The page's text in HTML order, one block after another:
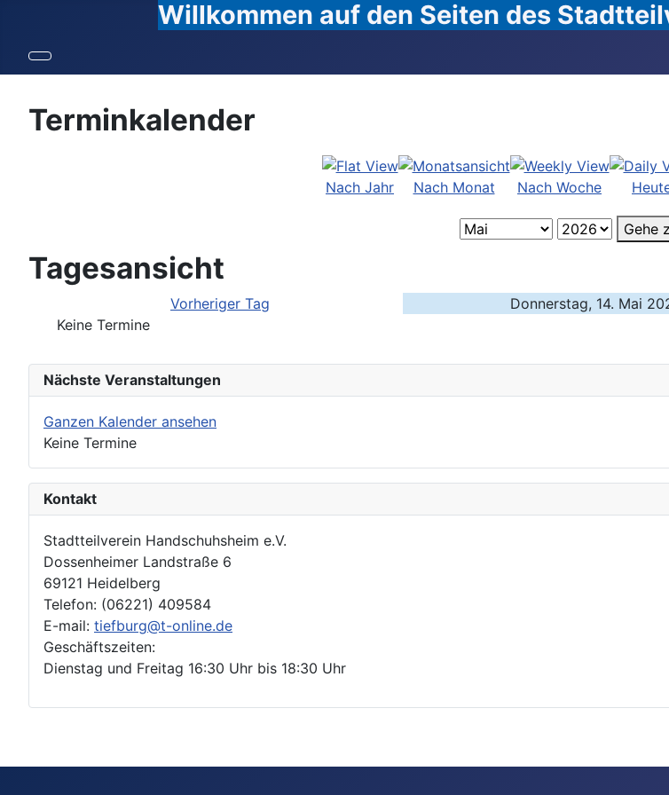
Willkommen auf den Seiten des
Terminkalender
Nach Jahr Nach Monat Nach Woche
Gehe
Tagesansicht
Vorheriger Tag
Donnerstag, 14. Mai
Keine Termine
Nächste Veranstaltungen
Ganzen Kalender ansehen
Keine Termine
Kontakt
Stadtteilverein Handschuhsheim e.V.
Dossenheimer Landstraße 6
69121 Heidelberg
Telefon: (06221) 409584
E-mail: tiefburg@t-online.de
Geschäftszeiten:
Dienstag und Freitag 16:30 Uhr bis 18:30 Uhr